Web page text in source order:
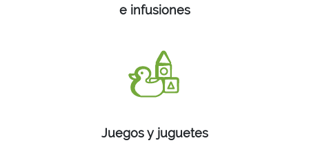
e infusiones
Juegos y juguetes